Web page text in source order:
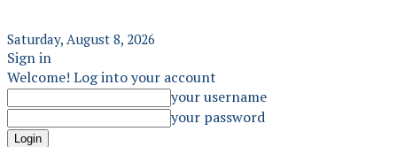
Saturday, August 8, 2026
Sign in
Welcome! Log into your account
your username
your password